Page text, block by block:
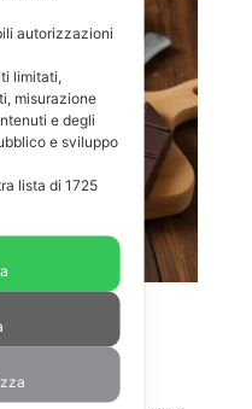
autorizzazioni
limitati,
misurazione
e degli
e sviluppo
lista di 1725